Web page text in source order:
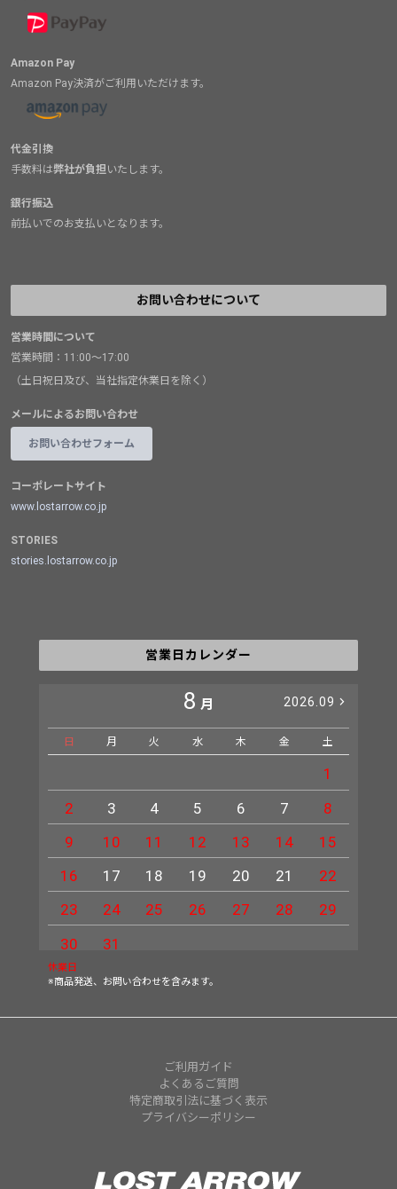
Amazon Pay
Amazon Pay決済がご利用いただけます。
代金引換
手数料は弊社が負担 いたします。
銀行振込
前払いでのお支払いとなります。
お問い合わせについて
営業時間について
営業時間：11:00～17:00
（土日祝日及び、当社指定休業日を除く）
メールによるお問い合わせ
お問い合わせフォーム
コーポレートサイト
www.lostarrow.co.jp
STORIES
stories.lostarrow.co.jp
営業日カレンダー
8 月 2026.09
日 月 火 水 木 金 土
1
2
3 4 5 6 7
8
9
10 11 12 13 14
15
16
17 18 19 20 21
22
23
24 25 26 27 28
29
30
31
休業日
※商品発送、お問い合わせを含みます。
ご利用ガイド
よくあるご質問
特定商取引法に基づく表示
プライバシーポリシー